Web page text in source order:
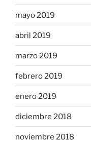
mayo 2019
abril 2019
marzo 2019
febrero 2019
enero 2019
diciembre 2018
noviembre 2018